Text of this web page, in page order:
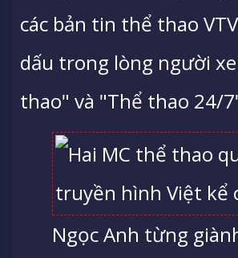
các bản tin thể thao
dấu trong lòng người
thao" và "Thể thao 24/
Ngọc Anh từng